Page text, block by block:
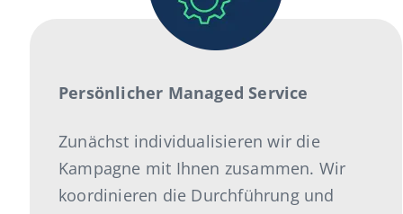
Persönlicher Managed Service
Zunächst individualisieren wir die
Kampagne mit Ihnen zusammen. Wir
koordinieren die Durchführung und